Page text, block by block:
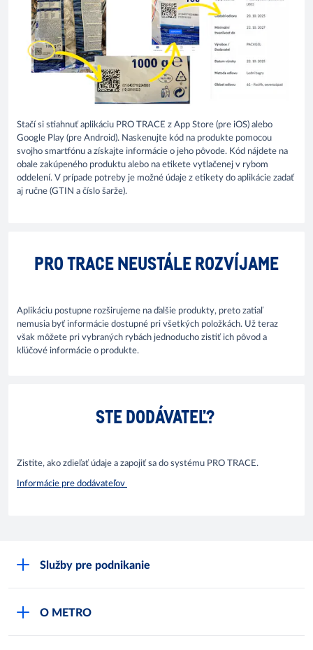
Stačí si stiahnuť aplikáciu PRO TRACE z App Store (pre iOS) alebo
Google Play (pre Android). Naskenujte kód na produkte pomocou
svojho smartfónu a získajte informácie o jeho pôvode. Kód nájdete na
obale zakúpeného produktu alebo na etikete vytlačenej v rybom
oddelení. V prípade potreby je možné údaje z etikety do aplikácie zadať
aj ručne (GTIN a číslo šarže).
PRO TRACE NEUSTÁLE ROZVÍJAME
Aplikáciu postupne rozširujeme na ďalšie produkty, preto zatiaľ
nemusia byť informácie dostupné pri všetkých položkách. Už teraz
však môžete pri vybraných rybách jednoducho zistiť ich pôvod a
kľúčové informácie o produkte.
STE DODÁVATEĽ?
Zistite, ako zdieľať údaje a zapojiť sa do systému PRO TRACE.
Informácie pre dodávateľov
Služby pre podnikanie
O METRO